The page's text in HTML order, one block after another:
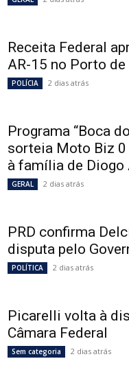
Receita Federal
AR-15 no Porto de
POLÍCIA 2 dias atrás
Programa “Boca
sorteia Moto Biz 0
à família de Diogo
GERAL 2 dias atrás
PRD confirma
disputa pelo
POLÍTICA 2 dias atrás
Picarelli volta à
Câmara Federal
Sem categoria 2 dias atrás